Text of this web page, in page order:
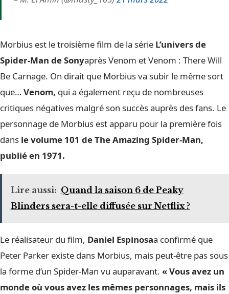
Morbius est le troisième film de la série L’univers de
Spider-Man de Sonyaprès Venom et Venom : There Will
Be Carnage. On dirait que Morbius va subir le même sort
que… Venom, qui a également reçu de nombreuses
critiques négatives malgré son succès auprès des fans. Le
personnage de Morbius est apparu pour la première fois
dans le volume 101 de The Amazing Spider-Man,
publié en 1971.
Lire aussi: Quand la saison 6 de Peaky
Blinders sera-t-elle diffusée sur Netflix ?
Le réalisateur du film, Daniel Espinosaa confirmé que
Peter Parker existe dans Morbius, mais peut-être pas sous
la forme d’un Spider-Man vu auparavant. « Vous avez un
monde où vous avez les mêmes personnages, mais ils